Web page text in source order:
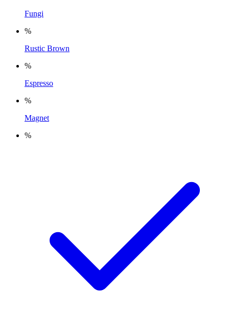
Fungi
%
Rustic Brown
%
Espresso
%
Magnet
%